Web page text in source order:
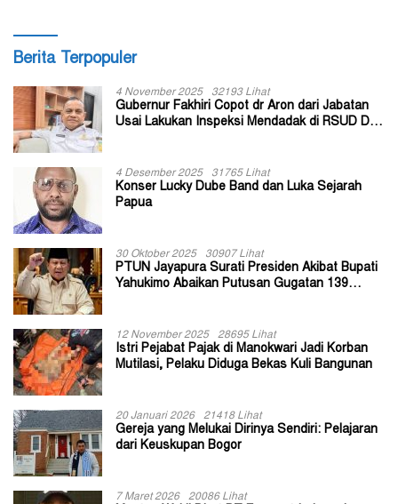
Berita Terpopuler
4 November 2025 32193 Lihat
Gubernur Fakhiri Copot dr Aron dari Jabatan
Usai Lakukan Inspeksi Mendadak di RSUD Dok
4 Desember 2025 31765 Lihat
Konser Lucky Dube Band dan Luka Sejarah
Papua
30 Oktober 2025 30907 Lihat
PTUN Jayapura Surati Presiden Akibat Bupati
Yahukimo Abaikan Putusan Gugatan 139
12 November 2025 28695 Lihat
Istri Pejabat Pajak di Manokwari Jadi Korban
Mutilasi, Pelaku Diduga Bekas Kuli Bangunan
20 Januari 2026 21418 Lihat
Gereja yang Melukai Dirinya Sendiri: Pelajaran
dari Keuskupan Bogor
7 Maret 2026 20086 Lihat